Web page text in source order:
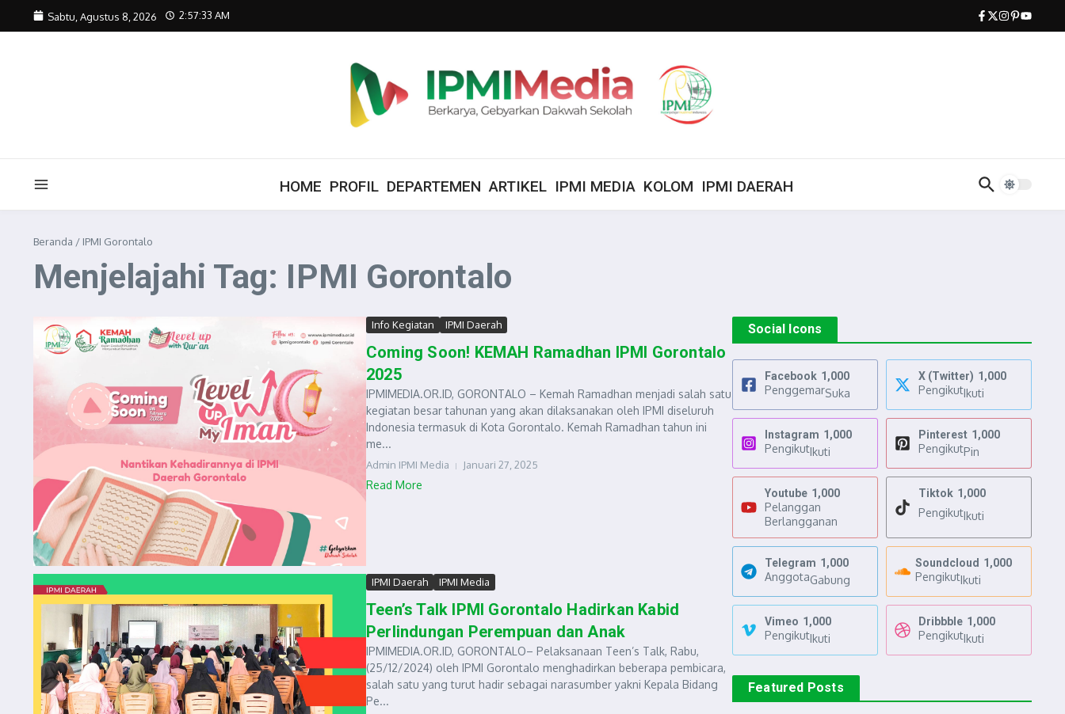
Lewati ke konten
Sabtu, Agustus 8, 2026 2:57:33 AM
HOME PROFIL DEPARTEMEN ARTIKEL IPMI MEDIA KOLOM IPMI DAERAH
Beranda / IPMI Gorontalo
Menjelajahi Tag: IPMI Gorontalo
Info Kegiatan IPMI Daerah
Coming Soon! KEMAH Ramadhan IPMI Gorontalo
2025
IPMIMEDIA.OR.ID, GORONTALO – Kemah Ramadhan menjadi salah satu
kegiatan besar tahunan yang akan dilaksanakan oleh IPMI diseluruh
Indonesia termasuk di Kota Gorontalo. Kemah Ramadhan tahun ini
me...
Admin IPMI Media Januari 27, 2025
Read More
IPMI Daerah IPMI Media
Teen’s Talk IPMI Gorontalo Hadirkan Kabid
Perlindungan Perempuan dan Anak
IPMIMEDIA.OR.ID, GORONTALO– Pelaksanaan Teen’s Talk, Rabu,
(25/12/2024) oleh IPMI Gorontalo menghadirkan beberapa pembicara,
salah satu yang turut hadir sebagai narasumber yakni Kepala Bidang
Pe...
Social Icons
Facebook 1,000
PenggemarSuka
X (Twitter) 1,000
PengikutIkuti
Instagram 1,000
PengikutIkuti
Pinterest 1,000
PengikutPin
Youtube 1,000
Pelanggan
Berlangganan
Tiktok 1,000
PengikutIkuti
Telegram 1,000
AnggotaGabung
Soundcloud 1,000
PengikutIkuti
Vimeo 1,000
PengikutIkuti
Dribbble 1,000
PengikutIkuti
Featured Posts